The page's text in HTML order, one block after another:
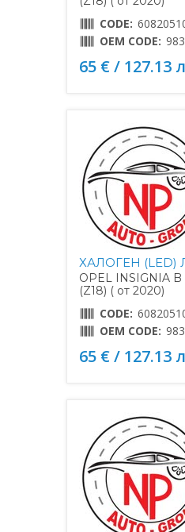
CODE:
OEM CODE:
65 € / 127.13
ХАЛОГЕН (LED)
OPEL INSIGNIA B
(Z18) ( от 2020)
CODE:
OEM CODE:
65 € / 127.13